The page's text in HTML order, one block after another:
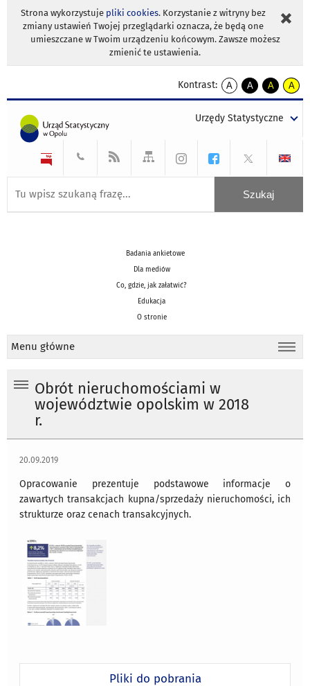
Strona wykorzystuje pliki cookies. Korzystanie z witryny bez
zmiany ustawień Twojej przeglądarki oznacza, że będą one
umieszczane w Twoim urządzeniu końcowym. Zawsze możesz
zmienić te ustawienia.
Kontrast:
A
kontrast
A
kontrast
tekst
czarnym
A
kontrast
tekst
czarnym
A
tekst
żółtym
Urzędy Statystyczne
Badania ankietowe
Dla mediów
Co, gdzie, jak załatwić?
Edukacja
O stronie
Menu główne
Obrót nieruchomościami w
województwie opolskim w 2018
r.
20.09.2019
Opracowanie prezentuje podstawowe informacje o
zawartych transakcjach kupna/sprzedaży nieruchomości, ich
strukturze oraz cenach transakcyjnych.
Pliki do pobrania